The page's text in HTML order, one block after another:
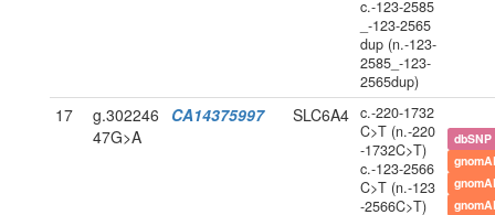
c.-123-2585
_-123-2565
dup (n.-123-
2585_-123-
2565dup)
17
g.302246
47G>A
CA14375997 SLC6A4 c.-220-1732
C>T (n.-220
-1732C>T)
c.-123-2566
C>T (n.-123
-2566C>T)
dbSNP